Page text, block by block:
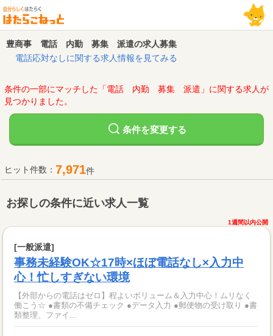
豊商事 電話 内勤 募集 派遣の求人募集
電話応対なしに関する求人情報を見てみる
条件の一部にマッチした「電話 内勤 募集 派遣」に関する求人が
見つかりました。
条件を変更する
ヒット件数： 7,971件
お探しの条件に近い求人一覧
1週間以内公開
[一般派遣]
事務未経験OK☆17時×ほぼ電話なし×入力中
心！忙しすぎない環境
【外部からの電話はゼロ】程よいボリューム＆入力中心！ムリなく
働こう☆ ●書類の不備チェック ●データ入力 ●郵便物の受け取り ●書
類整理、ファイ...